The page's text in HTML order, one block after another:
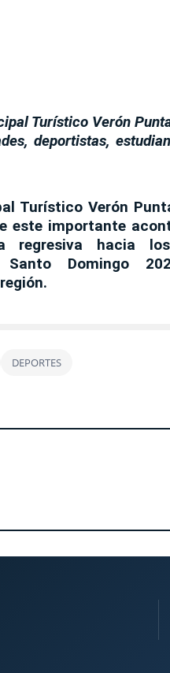
Turístico Verón
deportistas,
Turístico Verón
este importante
regresiva hacia
Domingo
DEPORTES